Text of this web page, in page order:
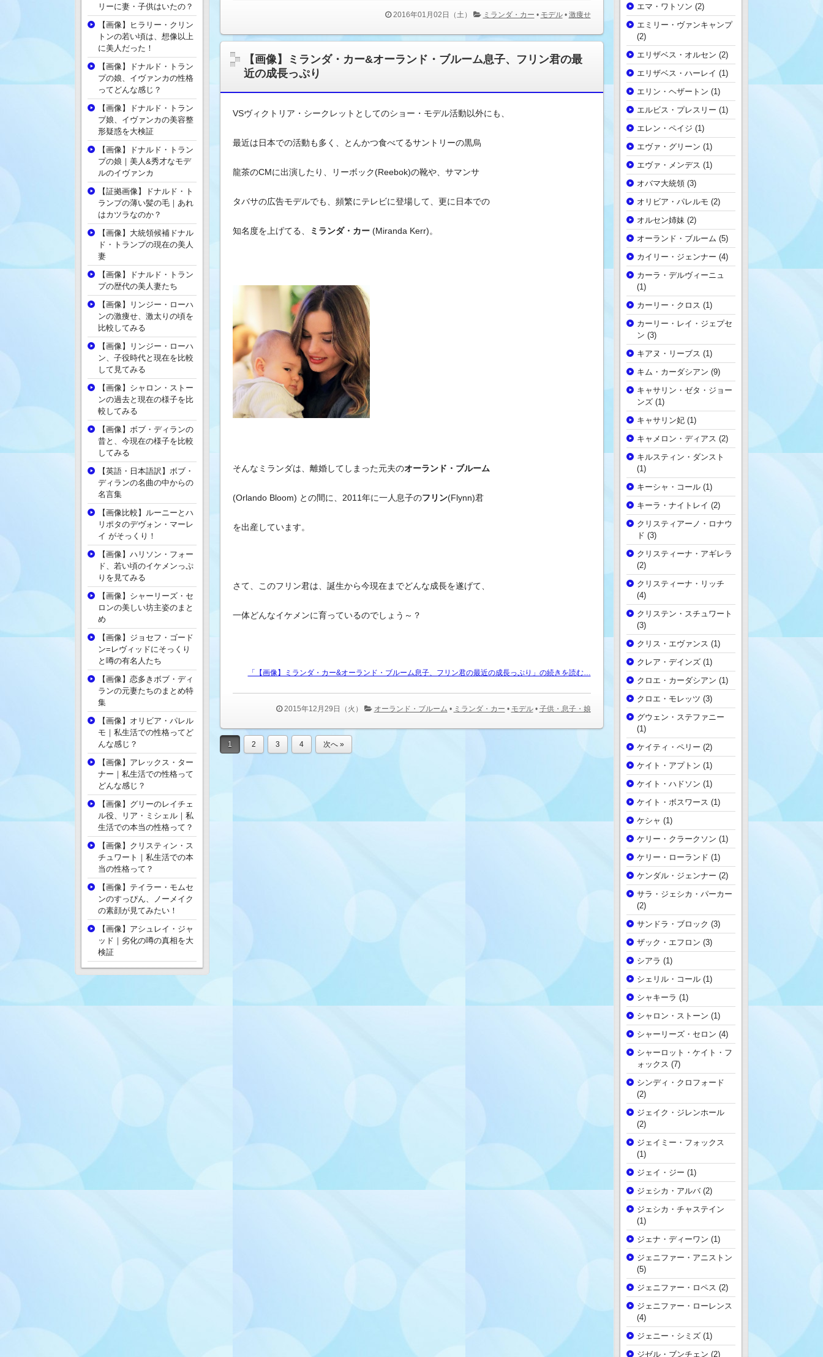
2016年01月02日（土） ミランダ・カー • モデル• 激痩せ
【画像】ミランダ・カー&オーランド・ブルーム息子、フリン君の最
近の成長っぷり
VSヴィクトリア・シークレットとしてのショー・モデル活動以外にも、
最近は日本での活動も多く、とんかつ食べてるサントリーの黒烏
龍茶のCMに出演したり、リーボック(Reebok)の靴や、サマンサ
タバサの広告モデルでも、頻繁にテレビに登場して、更に日本での
知名度を上げてる、 ミランダ・カー(Miranda Kerr)。
そんなミランダは、離婚してしまった元夫のオーランド・ブルーム
(Orlando Bloom) との間に、2011年に一人息子のフリン(Flynn)君
を出産しています。
さて、このフリン君は、誕生から今現在までどんな成長を遂げて、
一体どんなイケメンに育っているのでしょう～？
「【画像】ミランダ・カー&オーランド・ブルーム息子、フリン君の最近の成長っぷり」の続きを読む…
2015年12月29日（火） オーランド・ブルーム • ミランダ・カー • モデル• 子供・息子・娘
1 2 3 4 次へ »
リーに妻・子供はいたの？
【画像】ヒラリー・クリン
トンの若い頃は、想像以上
に美人だった！
【画像】ドナルド・トラン
プの娘、イヴァンカの性格
ってどんな感じ？
【画像】ドナルド・トラン
プ娘、イヴァンカの美容整
形疑惑を大検証
【画像】ドナルド・トラン
プの娘｜美人&秀才なモデ
ルのイヴァンカ
【証拠画像】ドナルド・ト
ランプの薄い髪の毛｜あれ
はカツラなのか？
【画像】大統領候補ドナル
ド・トランプの現在の美人
妻
【画像】ドナルド・トラン
プの歴代の美人妻たち
【画像】リンジー・ローハ
ンの激痩せ、激太りの頃を
比較してみる
【画像】リンジー・ローハ
ン、子役時代と現在を比較
して見てみる
【画像】シャロン・ストー
ンの過去と現在の様子を比
較してみる
【画像】ボブ・ディランの
昔と、今現在の様子を比較
してみる
【英語・日本語訳】ボブ・
ディランの名曲の中からの
名言集
【画像比較】ルーニーとハ
リポタのデヴォン・マーレ
イ がそっくり！
【画像】ハリソン・フォー
ド、若い頃のイケメンっぷ
りを見てみる
【画像】シャーリーズ・セ
ロンの美しい坊主姿のまと
め
【画像】ジョセフ・ゴード
ン=レヴィッドにそっくり
と噂の有名人たち
【画像】恋多きボブ・ディ
ランの元妻たちのまとめ特
集
【画像】オリビア・パレル
モ｜私生活での性格ってど
んな感じ？
【画像】アレックス・ター
ナー｜私生活での性格って
どんな感じ？
【画像】グリーのレイチェ
ル役、リア・ミシェル｜私
生活での本当の性格って？
【画像】クリスティン・ス
チュワート｜私生活での本
当の性格って？
【画像】テイラー・モムセ
ンのすっぴん、ノーメイク
の素顔が見てみたい！
【画像】アシュレイ・ジャ
ッド｜劣化の噂の真相を大
検証
エマ・ワトソン (2)
エミリー・ヴァンキャンプ
(2)
エリザベス・オルセン (2)
エリザベス・ハーレイ (1)
エリン・ヘザートン (1)
エルビス・プレスリー (1)
エレン・ペイジ (1)
エヴァ・グリーン (1)
エヴァ・メンデス (1)
オバマ大統領 (3)
オリビア・パレルモ (2)
オルセン姉妹 (2)
オーランド・ブルーム (5)
カイリー・ジェンナー (4)
カーラ・デルヴィーニュ
(1)
カーリー・クロス (1)
カーリー・レイ・ジェプセ
ン (3)
キアヌ・リーブス (1)
キム・カーダシアン (9)
キャサリン・ゼタ・ジョー
ンズ (1)
キャサリン妃 (1)
キャメロン・ディアス (2)
キルスティン・ダンスト
(1)
キーシャ・コール (1)
キーラ・ナイトレイ (2)
クリスティアーノ・ロナウ
ド (3)
クリスティーナ・アギレラ
(2)
クリスティーナ・リッチ
(4)
クリステン・スチュワート
(3)
クリス・エヴァンス (1)
クレア・デインズ (1)
クロエ・カーダシアン (1)
クロエ・モレッツ (3)
グウェン・ステファニー
(1)
ケイティ・ペリー (2)
ケイト・アプトン (1)
ケイト・ハドソン (1)
ケイト・ボスワース (1)
ケシャ (1)
ケリー・クラークソン (1)
ケリー・ローランド (1)
ケンダル・ジェンナー (2)
サラ・ジェシカ・パーカー
(2)
サンドラ・ブロック (3)
ザック・エフロン (3)
シアラ (1)
シェリル・コール (1)
シャキーラ (1)
シャロン・ストーン (1)
シャーリーズ・セロン (4)
シャーロット・ケイト・フ
ォックス (7)
シンディ・クロフォード
(2)
ジェイク・ジレンホール
(2)
ジェイミー・フォックス
(1)
ジェイ・ジー (1)
ジェシカ・アルバ(2)
ジェシカ・チャステイン
(1)
ジェナ・ディーワン (1)
ジェニファー・アニストン
(5)
ジェニファー・ロペス (2)
ジェニファー・ローレンス
(4)
ジェニー・シミズ (1)
ジゼル・ブンチェン (2)